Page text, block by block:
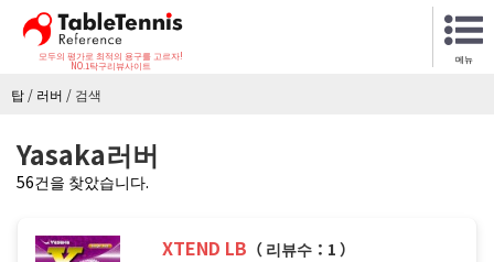
모두의 평가로 최적의 용구를 고르자!
NO.1탁구리뷰사이트
메뉴
탑 / 러버 / 검색
Yasaka러버
56건을 찾았습니다.
XTEND LB （ 리뷰수：1 ）